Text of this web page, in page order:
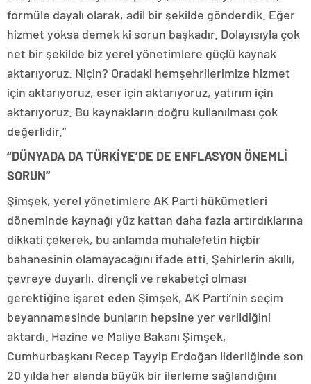
formüle dayalı olarak, adil bir şekilde gönderdik. Eğer
hizmet yoksa demek ki sorun başkadır. Dolayısıyla çok
net bir şekilde biz yerel yönetimlere güçlü kaynak
aktarıyoruz. Niçin? Oradaki hemşehrilerimize hizmet
için aktarıyoruz, eser için aktarıyoruz, yatırım için
aktarıyoruz. Bu kaynakların doğru kullanılması çok
değerlidir.”
“DÜNYADA DA TÜRKİYE’DE DE ENFLASYON ÖNEMLİ
SORUN”
Şimşek, yerel yönetimlere AK Parti hükümetleri
döneminde kaynağı yüz kattan daha fazla artırdıklarına
dikkati çekerek, bu anlamda muhalefetin hiçbir
bahanesinin olamayacağını ifade etti. Şehirlerin akıllı,
çevreye duyarlı, dirençli ve rekabetçi olması
gerektiğine işaret eden Şimşek, AK Parti’nin seçim
beyannamesinde bunların hepsine yer verildiğini
aktardı. Hazine ve Maliye Bakanı Şimşek,
Cumhurbaşkanı Recep Tayyip Erdoğan liderliğinde son
20 yılda her alanda büyük bir ilerleme sağlandığını